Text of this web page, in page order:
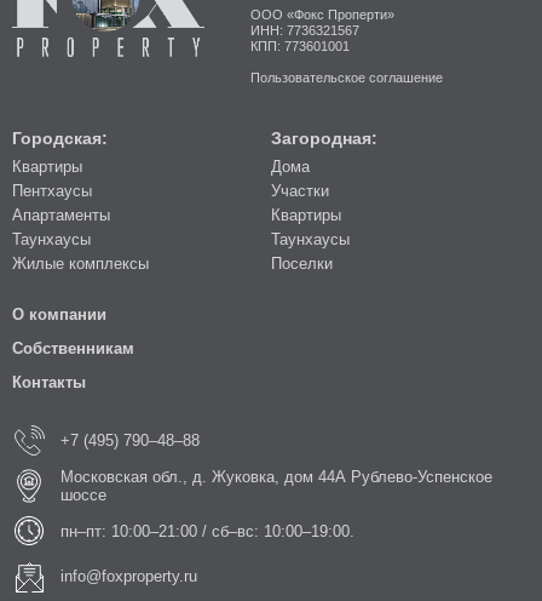
ООО «Фокс Проперти»
ИНН: 7736321567
КПП: 773601001
Пользовательское соглашение
Городская:
Квартиры
Пентхаусы
Апартаменты
Таунхаусы
Жилые комплексы
Загородная:
Дома
Участки
Квартиры
Таунхаусы
Поселки
О компании
Собственникам
Контакты
+7 (495) 790–48–88
Московская обл., д. Жуковка, дом 44А Рублево-Успенское
шоссе
пн–пт: 10:00–21:00 / сб–вс: 10:00–19:00.
info@foxproperty.ru